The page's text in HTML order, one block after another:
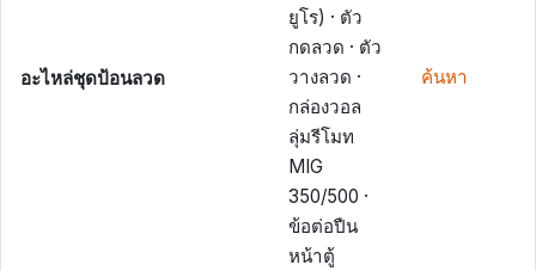
อะไหล่ชุดป้อนลวด
ยูโร) · ตัว
กดลวด · ตัว
วางลวด ·
กล่องวอล
ลุ่มรีโมท
MIG
350/500 ·
ข้อต่อปืน
หน้าตู้
ค้นหา